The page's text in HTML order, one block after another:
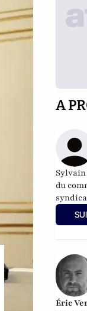
A
du
les
luttes
pour
Éric